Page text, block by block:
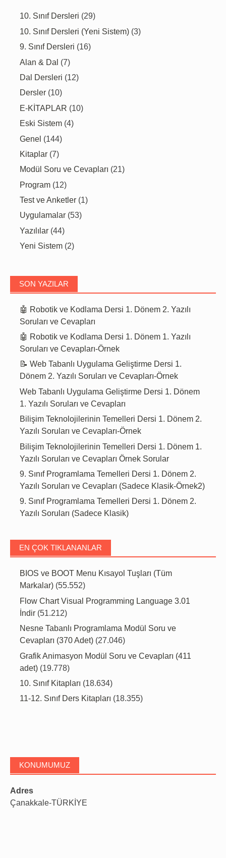
10. Sınıf Dersleri (29)
10. Sınıf Dersleri (Yeni Sistem) (3)
9. Sınıf Dersleri (16)
Alan & Dal (7)
Dal Dersleri (12)
Dersler (10)
E-KİTAPLAR (10)
Eski Sistem (4)
Genel (144)
Kitaplar (7)
Modül Soru ve Cevapları (21)
Program (12)
Test ve Anketler (1)
Uygulamalar (53)
Yazılılar (44)
Yeni Sistem (2)
SON YAZILAR
🤖 Robotik ve Kodlama Dersi 1. Dönem 2. Yazılı
Soruları ve Cevapları
🤖 Robotik ve Kodlama Dersi 1. Dönem 1. Yazılı
Soruları ve Cevapları-Örnek
📝 Web Tabanlı Uygulama Geliştirme Dersi 1.
Dönem 2. Yazılı Soruları ve Cevapları-Örnek
Web Tabanlı Uygulama Geliştirme Dersi 1. Dönem
1. Yazılı Soruları ve Cevapları
Bilişim Teknolojilerinin Temelleri Dersi 1. Dönem 2.
Yazılı Soruları ve Cevapları-Örnek
Bilişim Teknolojilerinin Temelleri Dersi 1. Dönem 1.
Yazılı Soruları ve Cevapları Örnek Sorular
9. Sınıf Programlama Temelleri Dersi 1. Dönem 2.
Yazılı Soruları ve Cevapları (Sadece Klasik-Örnek2)
9. Sınıf Programlama Temelleri Dersi 1. Dönem 2.
Yazılı Soruları (Sadece Klasik)
EN ÇOK TIKLANANLAR
BIOS ve BOOT Menu Kısayol Tuşları (Tüm
Markalar) (55.552)
Flow Chart Visual Programming Language 3.01
İndir (51.212)
Nesne Tabanlı Programlama Modül Soru ve
Cevapları (370 Adet) (27.046)
Grafik Animasyon Modül Soru ve Cevapları (411
adet) (19.778)
10. Sınıf Kitapları (18.634)
11-12. Sınıf Ders Kitapları (18.355)
KONUMUMUZ
Adres
Çanakkale-TÜRKİYE